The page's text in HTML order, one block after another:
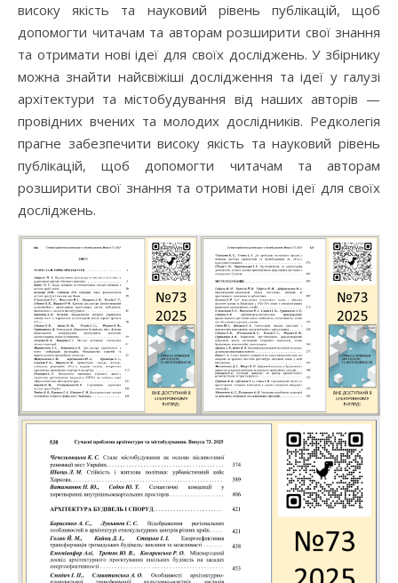
високу якість та науковий рівень публікацій, щоб
допомогти читачам та авторам розширити свої знання
та отримати нові ідеї для своїх досліджень. У збірнику
можна знайти найсвіжіші дослідження та ідеї у галузі
архітектури та містобудування від наших авторів —
провідних вчених та молодих дослідників. Редколегія
прагне забезпечити високу якість та науковий рівень
публікацій, щоб допомогти читачам та авторам
розширити свої знання та отримати нові ідеї для своїх
досліджень.